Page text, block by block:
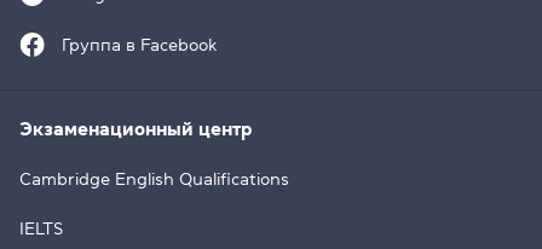
Группа в Facebook
Экзаменационный центр
Cambridge English Qualifications
IELTS